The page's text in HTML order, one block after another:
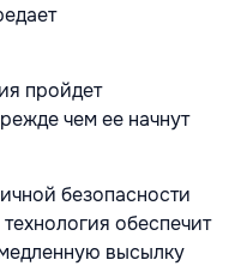
пройдет
чем ее начнут
безопасности
обеспечит
высылку